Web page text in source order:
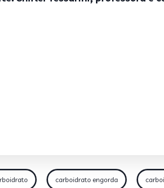
carboidrato engorda